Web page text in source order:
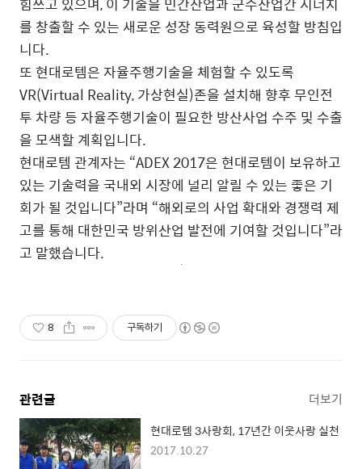
를 창출할 수 있는 새로운 성장 동력원으로 육성할 방침입
니다.
또 현대로템은 자율주행기술을 체험할 수 있도록
VR(Virtual Reality, 가상현실)존을 설치해 향후 무인전
투 차량 등 자율주행기술이 필요한 방산사업 수주 및 수출
을 모색할 계획입니다.
현대로템 관계자는 “ADEX 2017은 현대로템이 보유하고
있는 기술력을 국내외 시장에 널리 알릴 수 있는 좋은 기
회가 될 것입니다”라며 “해외로의 사업 확대와 경쟁력 제
고를 통해 대한민국 방위산업 발전에 기여할 것입니다”라
고 말했습니다.
8 구독하기
관련글 더보기
현대로템 3사랑회, 17년간 이웃사랑 실천
2017.10.27